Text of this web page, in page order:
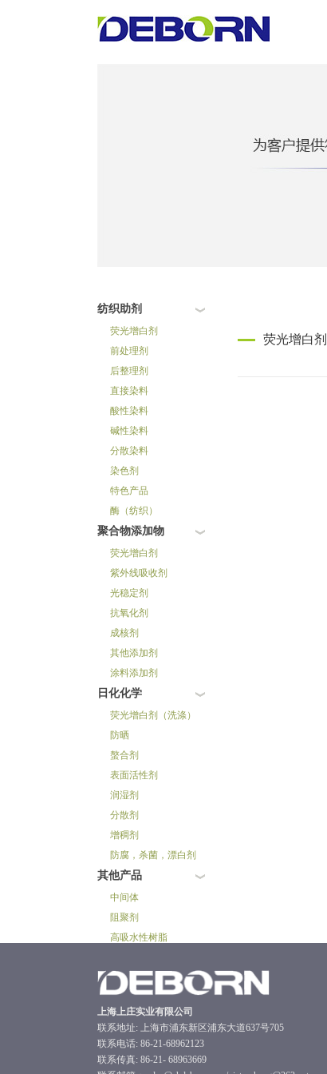
纺织助剂
荧光增白剂
前处理剂
后整理剂
直接染料
酸性染料
碱性染料
分散染料
染色剂
特色产品
酶（纺织）
聚合物添加物
荧光增白剂
紫外线吸收剂
光稳定剂
抗氧化剂
成核剂
其他添加剂
涂料添加剂
日化化学
荧光增白剂（洗涤）
防晒
螯合剂
表面活性剂
润湿剂
分散剂
增稠剂
防腐，杀菌，漂白剂
其他产品
中间体
阻聚剂
高吸水性树脂
荧光增白剂
上海上庄实业有限公司
联系地址: 上海市浦东新区浦东大道637号705
联系电话: 86-21-68962123
联系传真: 86-21- 68963669